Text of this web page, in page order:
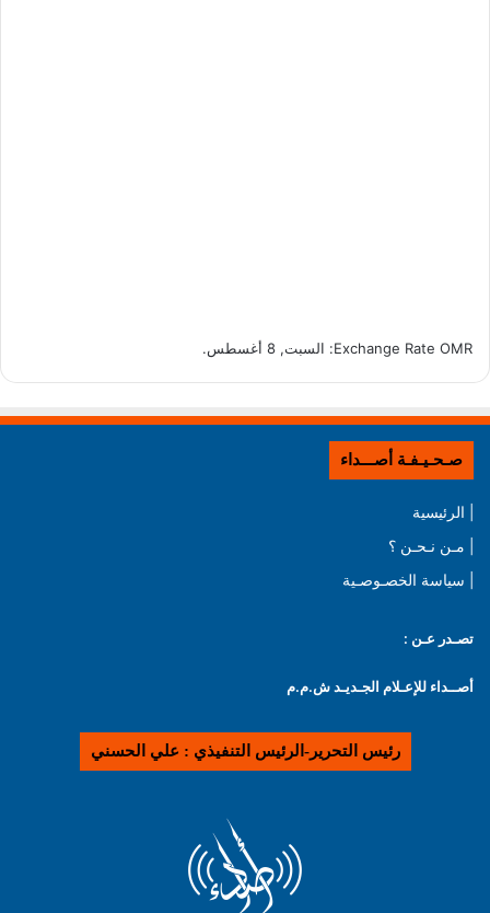
Exchange Rate OMR : السبت, 8 أغسطس.
صـحـيـفـة أصـــداء
| الرئيسية
| مـن نـحـن ؟
| سياسة الخصـوصـية
تصـدر عـن :
أصــداء للإعـلام الجـديـد ش.م.م
رئيس التحرير-الرئيس التنفيذي : علي الحسني